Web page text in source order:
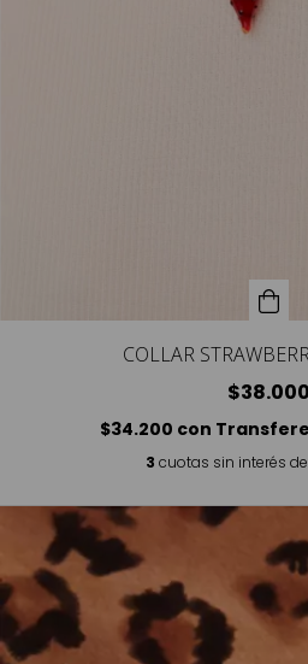
COLLAR
$38.000
$34.200 con
3 cuotas sin interés de